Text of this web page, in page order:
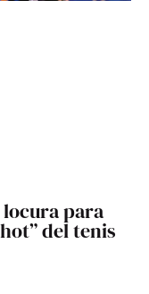
para
del tenis